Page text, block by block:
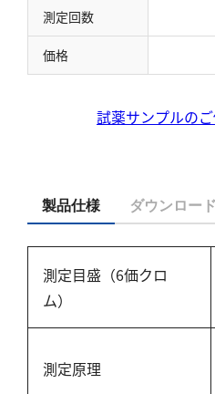
測定回数
価格
試薬サンプルの
製品仕様 ダウンロード
測定目盛（6価クロ
ム）
測定原理
硫化物（硫化水素）
亜硫酸
亜硝酸
硝酸
全窒素
りん酸